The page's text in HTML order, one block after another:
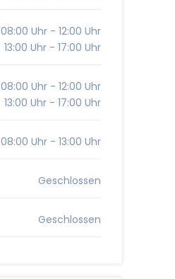
08:00 Uhr - 12:00 Uhr
13:00 Uhr - 17:00 Uhr
08:00 Uhr - 12:00 Uhr
13:00 Uhr - 17:00 Uhr
08:00 Uhr - 13:00 Uhr
Geschlossen
Geschlossen